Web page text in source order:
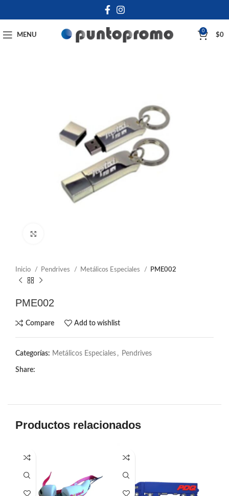
MENU
0
$0
Inicio Pendrives Metálicos Especiales PME002
PME002
Compare Add to wishlist
Categorías: Metálicos Especiales , Pendrives
Share:
Productos relacionados